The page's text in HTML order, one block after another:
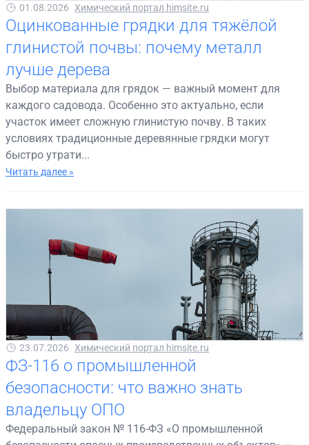
01.08.2026 Химический портал himsite.ru
Оцинкованные грядки для тяжёлой
глинистой почвы: почему металл
лучше дерева
Выбор материала для грядок — важный момент для
каждого садовода. Особенно это актуально, если
участок имеет сложную глинистую почву. В таких
условиях традиционные деревянные грядки могут
быстро утрати...
Читать далее »
23.07.2026 Химический портал himsite.ru
ФЗ-116 о промышленной
безопасности: что важно знать
владельцу ОПО
Федеральный закон № 116-ФЗ «О промышленной